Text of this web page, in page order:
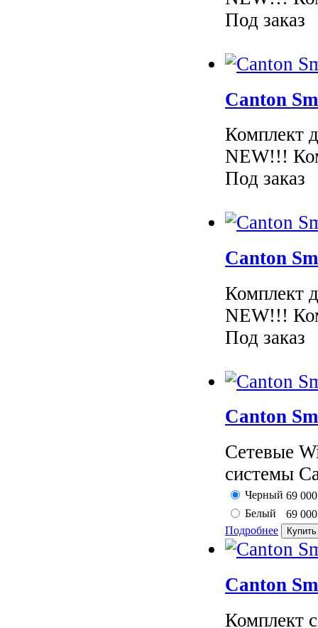
Под заказ
Canton
Комплект
NEW!!!
Под заказ
Canton
Комплект
NEW!!!
Под заказ
Canton
Сетевые
системы
Черный 69
Белый
69
Подробнее
Canton
Комплект